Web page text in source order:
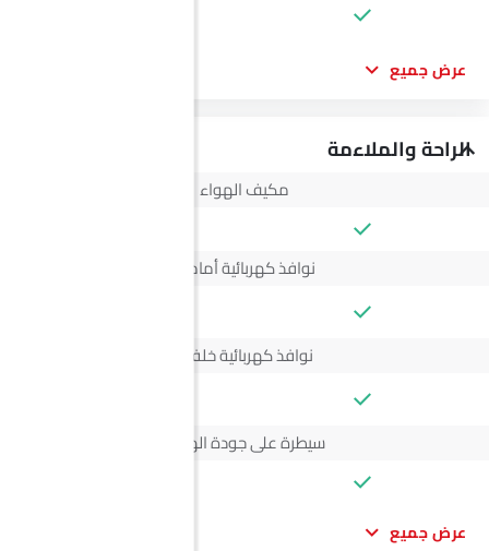
عرض جميع
الراحة والملاءمة
مكيف الهواء
نوافذ كهربائية أمامية
نوافذ كهربائية خلفية
سيطرة على جودة الهواء
عرض جميع